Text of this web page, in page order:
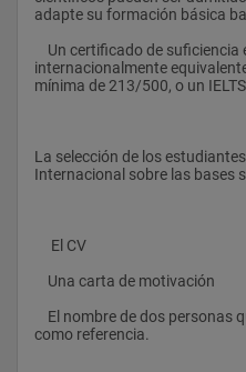
5654  Modelización de
atmósfera y astroquímica
5655  Efectos relativistas y
CUATR. (1)  5
adapte su formación básica
internacionalmente
mínima de 213/500, o un
La selección de los
Internacional sobre las bases
     El CV
    Una carta de motivación
como referencia.